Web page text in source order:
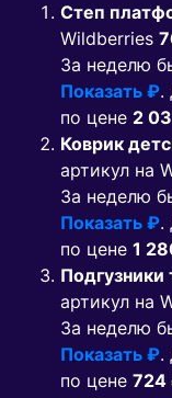
Степ
Wildberries
За неделю
Показать ₽.
по цене 2
Коврик
артикул на
За неделю
Показать ₽.
по цене 1
Подгузники
артикул на
За неделю
Показать ₽.
по цене 724